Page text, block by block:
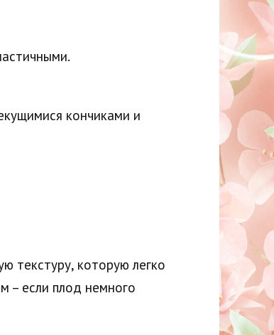
кончиками и
текстуру, которую легко
– если плод немного